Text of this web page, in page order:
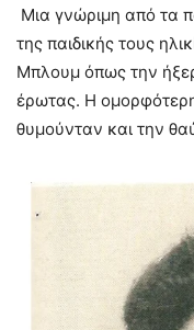
Μια γνώριμη από τα
της παιδικής τους
Μπλουμ όπως την
έρωτας. Η
θυμούνταν και την